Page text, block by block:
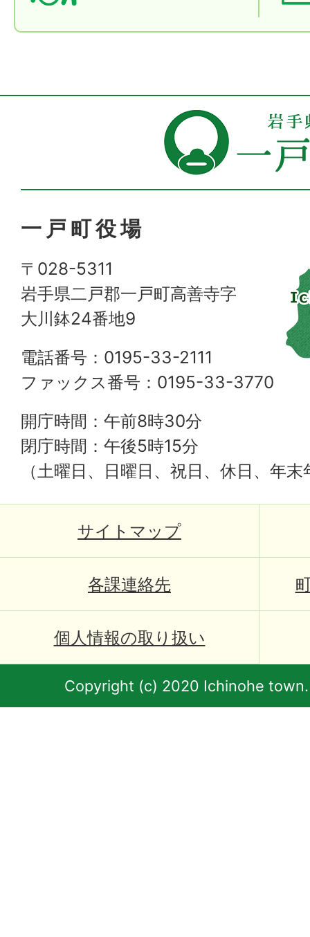
一戸町役場
〒028-5311
岩手県二戸郡一戸町高善寺字
大川鉢24番地9
電話番号：0195-33-2111
ファックス番号：0195-33-3770
開庁時間：午前8時30分
閉庁時間：午後5時15分
（土曜日、日曜日、祝日、休日、年
サイトマップ
各課連絡先
個人情報の取り扱い
Copyright (c) 2020 Ichinohe